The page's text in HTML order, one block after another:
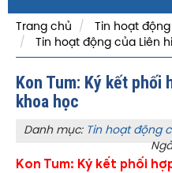
Trang chủ
Tin hoạt động
Tin hoạt động của Liên
Kon Tum: Ký kết phối
khoa học
Danh mục: Tin hoạt động
Kon Tum: Ký kết phối